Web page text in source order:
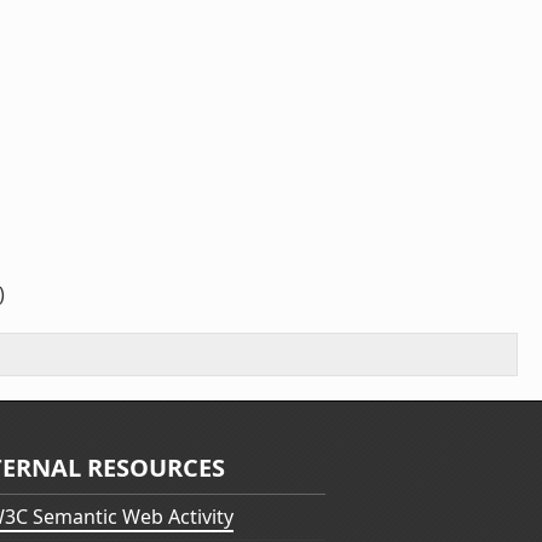
RESOURCES
Semantic Web Activity